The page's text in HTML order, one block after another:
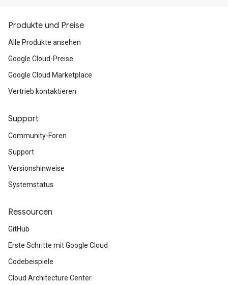
Produkte und Preise
Alle Produkte ansehen
Google Cloud-Preise
Google Cloud Marketplace
Vertrieb kontaktieren
Support
Community-Foren
Support
Versionshinweise
Systemstatus
Ressourcen
GitHub
Erste Schritte mit Google Cloud
Codebeispiele
Cloud Architecture Center